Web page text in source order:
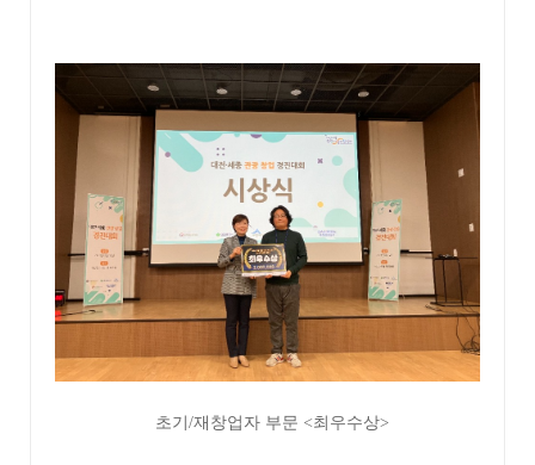
초기/재창업자 부문 <최우수상>